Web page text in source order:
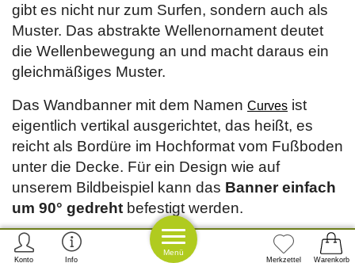
gibt es nicht nur zum Surfen, sondern auch als
Muster. Das abstrakte Wellenornament deutet
die Wellenbewegung an und macht daraus ein
gleichmäßiges Muster.
Das Wandbanner mit dem Namen Curves ist
eigentlich vertikal ausgerichtet, das heißt, es
reicht als Bordüre im Hochformat vom Fußboden
unter die Decke. Für ein Design wie auf
unserem Bildbeispiel kann das Banner einfach
um 90° gedreht befestigt werden.
Für maritime Wandakzente im Badezimmer
Warenkorb
Merkzettel
Menü
Konto Info